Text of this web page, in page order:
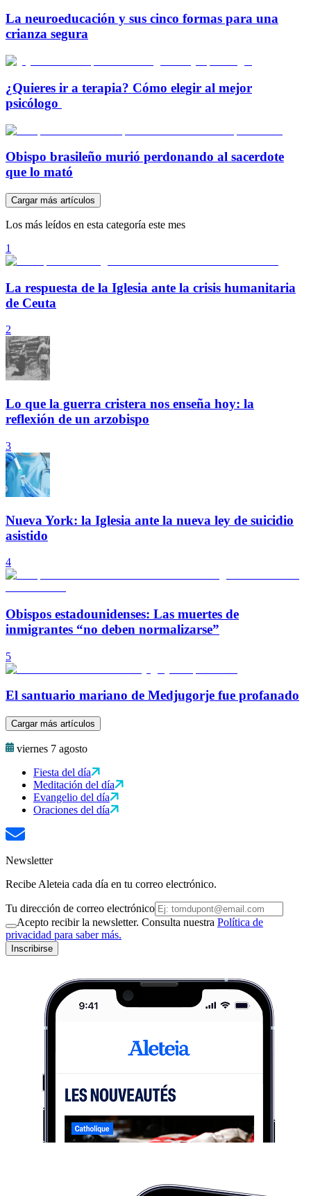
La neuroeducación y sus cinco formas para una
crianza segura
¿Quieres ir a terapia? Cómo elegir al mejor
psicólogo
Obispo brasileño murió perdonando al sacerdote
que lo mató
Cargar más artículos
Los más leídos en esta categoría este mes
1
La respuesta de la Iglesia ante la crisis humanitaria
de Ceuta
2
Lo que la guerra cristera nos enseña hoy: la
reflexión de un arzobispo
3
Nueva York: la Iglesia ante la nueva ley de suicidio
asistido
4
Obispos estadounidenses: Las muertes de
inmigrantes “no deben normalizarse”
5
El santuario mariano de Medjugorje fue profanado
Cargar más artículos
viernes 7 agosto
Fiesta del día
Meditación del día
Evangelio del día
Oraciones del día
Newsletter
Recibe Aleteia cada día en tu correo electrónico.
Tu dirección de correo electrónico
Acepto recibir la newsletter. Consulta nuestra Política de
privacidad para saber más.
Inscribirse